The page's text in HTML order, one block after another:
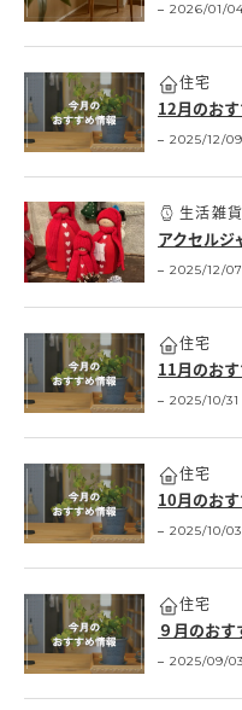
2026/01/
住宅
2025/12/09
生活雑貨
アクセル
2025/12/07
住宅
2025/10/31
住宅
2025/10/03
住宅
2025/09/03